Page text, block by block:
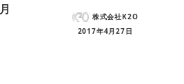
株式会社K2O
2017年4月27日